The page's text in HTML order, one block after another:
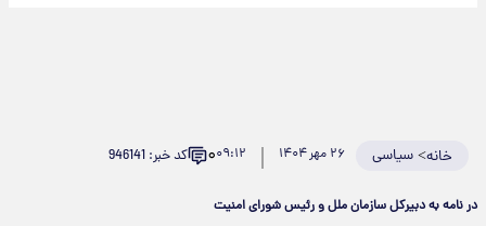
خانه>سیاسی ۲۶ مهر ۱۴۰۴ ۰۹:۱۲۰ کد خبر: 946141
در نامه به دبیرکل سازمان ملل و رئیس شورای امنیت